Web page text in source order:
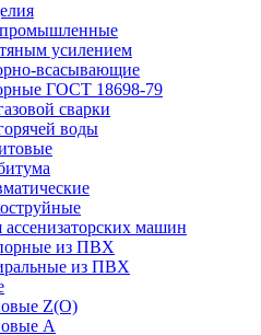
усилением
всасывающие
ГОСТ 18698-79
сварки
воды
машин
из ПВХ
из ПВХ
Z(О)
А